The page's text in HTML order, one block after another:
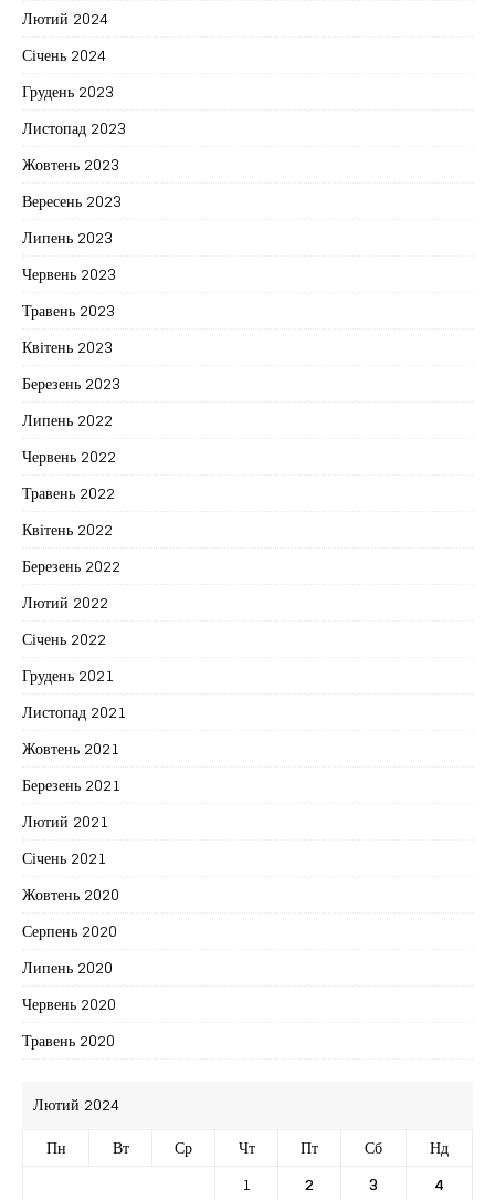
Лютий 2024
Січень 2024
Грудень 2023
Листопад 2023
Жовтень 2023
Вересень 2023
Липень 2023
Червень 2023
Травень 2023
Квітень 2023
Березень 2023
Липень 2022
Червень 2022
Травень 2022
Квітень 2022
Березень 2022
Лютий 2022
Січень 2022
Грудень 2021
Листопад 2021
Жовтень 2021
Березень 2021
Лютий 2021
Січень 2021
Жовтень 2020
Серпень 2020
Липень 2020
Червень 2020
Травень 2020
Лютий 2024
Пн
Вт Ср Чт Пт Сб
Нд
1
2 3 4